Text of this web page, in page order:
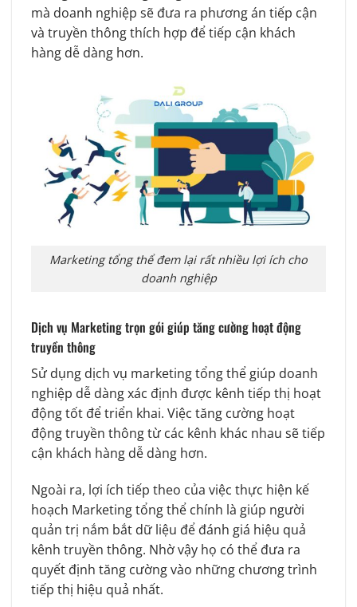
mà doanh nghiệp sẽ đưa ra phương án tiếp cận
và truyền thông thích hợp để tiếp cận khách
hàng dễ dàng hơn.
Marketing tổng thể đem lại rất nhiều lợi ích cho
doanh nghiệp
Dịch vụ Marketing trọn gói giúp tăng cường hoạt động
truyền thông
Sử dụng dịch vụ marketing tổng thể giúp doanh
nghiệp dễ dàng xác định được kênh tiếp thị hoạt
động tốt để triển khai. Việc tăng cường hoạt
động truyền thông từ các kênh khác nhau sẽ tiếp
cận khách hàng dễ dàng hơn.
Ngoài ra, lợi ích tiếp theo của việc thực hiện kế
hoạch Marketing tổng thể chính là giúp người
quản trị nắm bắt dữ liệu để đánh giá hiệu quả
kênh truyền thông. Nhờ vậy họ có thể đưa ra
quyết định tăng cường vào những chương trình
tiếp thị hiệu quả nhất.